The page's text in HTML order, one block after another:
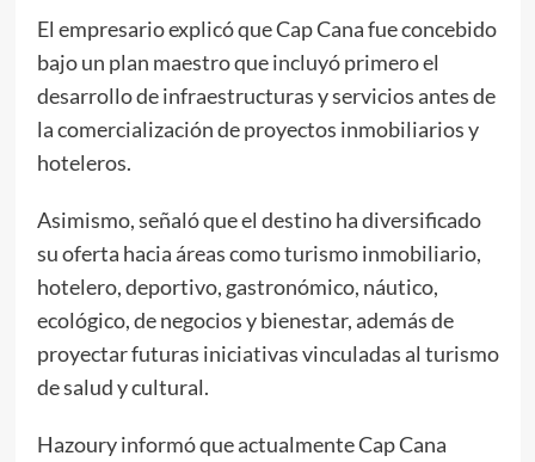
El empresario explicó que Cap Cana fue concebido
bajo un plan maestro que incluyó primero el
desarrollo de infraestructuras y servicios antes de
la comercialización de proyectos inmobiliarios y
hoteleros.
Asimismo, señaló que el destino ha diversificado
su oferta hacia áreas como turismo inmobiliario,
hotelero, deportivo, gastronómico, náutico,
ecológico, de negocios y bienestar, además de
proyectar futuras iniciativas vinculadas al turismo
de salud y cultural.
Hazoury informó que actualmente Cap Cana